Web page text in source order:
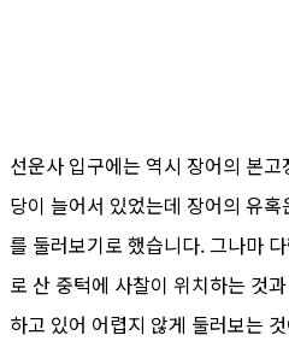
선운사 입구에는 역시 장어의 본
당이 늘어서 있었는데 장어의 유
를 둘러보기로 했습니다. 그나마
로 산 중턱에 사찰이 위치하는 것
하고 있어 어렵지 않게 둘러보는